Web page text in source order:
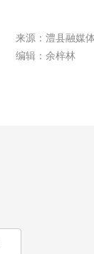
来源：澧县融媒
编辑：余梓林